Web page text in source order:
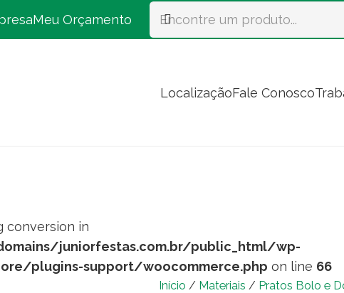
Meu Orçamento
LocalizaçãoFale Conosco
conversion in
juniorfestas.com.br/public_html/wp-
plugins-support/woocommerce.php on line 66
Início / Materiais / Pratos Bolo e